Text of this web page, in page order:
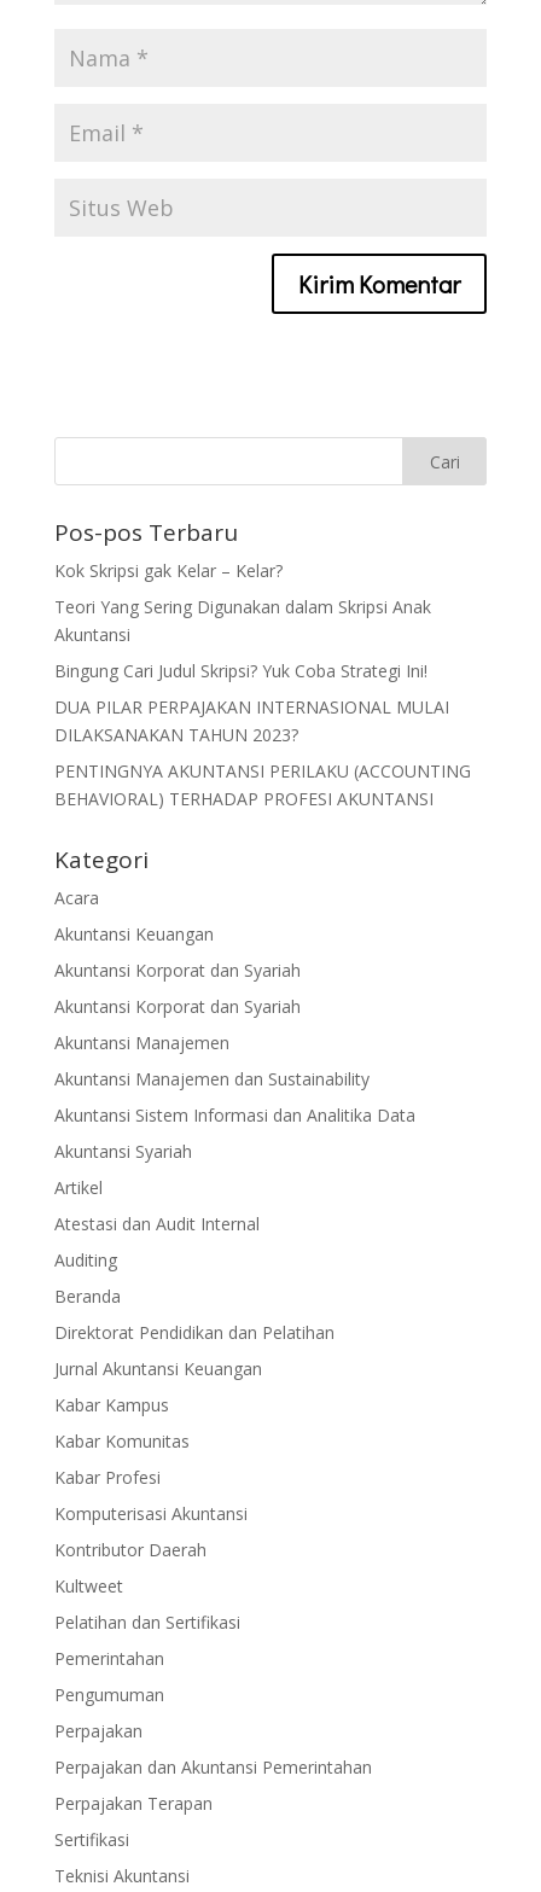
Pos-pos Terbaru
Kok Skripsi gak Kelar – Kelar?
Teori Yang Sering Digunakan dalam Skripsi Anak
Akuntansi
Bingung Cari Judul Skripsi? Yuk Coba Strategi Ini!
DUA PILAR PERPAJAKAN INTERNASIONAL MULAI
DILAKSANAKAN TAHUN 2023?
PENTINGNYA AKUNTANSI PERILAKU (ACCOUNTING
BEHAVIORAL) TERHADAP PROFESI AKUNTANSI
Kategori
Acara
Akuntansi Keuangan
Akuntansi Korporat dan Syariah
Akuntansi Korporat dan Syariah
Akuntansi Manajemen
Akuntansi Manajemen dan Sustainability
Akuntansi Sistem Informasi dan Analitika Data
Akuntansi Syariah
Artikel
Atestasi dan Audit Internal
Auditing
Beranda
Direktorat Pendidikan dan Pelatihan
Jurnal Akuntansi Keuangan
Kabar Kampus
Kabar Komunitas
Kabar Profesi
Komputerisasi Akuntansi
Kontributor Daerah
Kultweet
Pelatihan dan Sertifikasi
Pemerintahan
Pengumuman
Perpajakan
Perpajakan dan Akuntansi Pemerintahan
Perpajakan Terapan
Sertifikasi
Teknisi Akuntansi